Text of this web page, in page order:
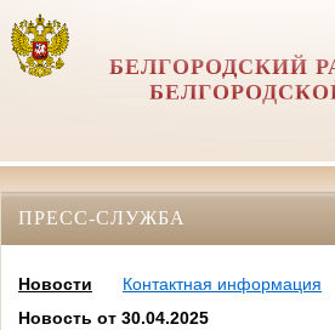
БЕЛГОРОДСКИЙ
ПРЕСС-СЛУЖБА
Новости
Контактная информация
Новость от 30.04.2025